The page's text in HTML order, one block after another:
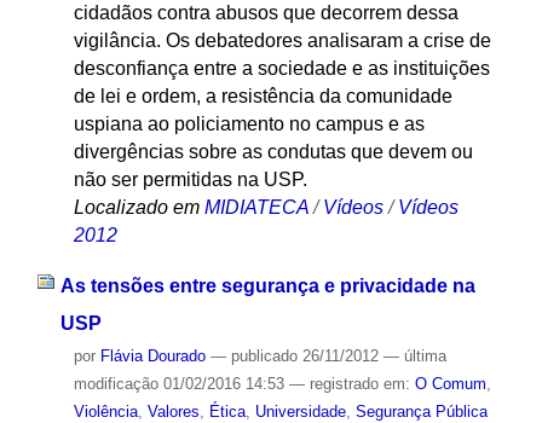
cidadãos contra abusos que decorrem dessa
vigilância. Os debatedores analisaram a crise de
desconfiança entre a sociedade e as instituições
de lei e ordem, a resistência da comunidade
uspiana ao policiamento no campus e as
divergências sobre as condutas que devem ou
não ser permitidas na USP.
Localizado em MIDIATECA /Vídeos /Vídeos
2012
As tensões entre segurança e privacidade na
USP
por Flávia Dourado — publicado26/11/2012 — última
modificação01/02/2016 14:53 — registrado em: O Comum,
Violência, Valores, Ética, Universidade, Segurança Pública